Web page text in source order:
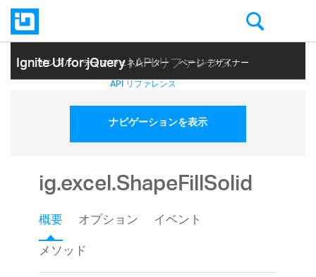
Ignite UI for jQuery| API リファレンス
サンプル テーマ ジェネレーター ページ デザイナー
ヘルプ トピック API リファレンス
ナビゲーションを表示
ig.excel.ShapeFillSolid
概要 オプション
イベント
メソッド